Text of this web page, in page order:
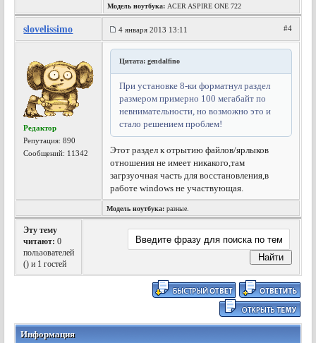
Модель ноутбука: ACER ASPIRE ONE 722
slovelissimo 4 января 2013 13:11 #4
Редактор
Репутация:890
Сообщений: 11342
Цитата: gendalfino
При установке 8-ки форматнул раздел
размером примерно 100 мегабайт по
невнимательности, но возможно это и
стало решением проблем!
Этот раздел к отрытию файлов/ярлыков
отношения не имеет никакого,там
загрзуочная часть для восстановления,в
работе windows не участвующая.
Модель ноутбука: разные.
Эту тему
читают: 0
пользователей
() и 1 гостей
Информация